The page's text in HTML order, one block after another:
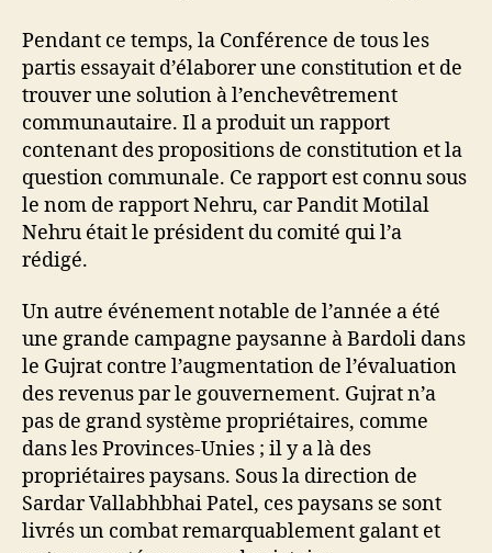
Pendant ce temps, la Conférence de tous les
partis essayait d’élaborer une constitution et de
trouver une solution à l’enchevêtrement
communautaire. Il a produit un rapport
contenant des propositions de constitution et la
question communale. Ce rapport est connu sous
le nom de rapport Nehru, car Pandit Motilal
Nehru était le président du comité qui l’a
rédigé.
Un autre événement notable de l’année a été
une grande campagne paysanne à Bardoli dans
le Gujrat contre l’augmentation de l’évaluation
des revenus par le gouvernement. Gujrat n’a
pas de grand système propriétaires, comme
dans les Provinces-Unies ; il y a là des
propriétaires paysans. Sous la direction de
Sardar Vallabhbhai Patel, ces paysans se sont
livrés un combat remarquablement galant et